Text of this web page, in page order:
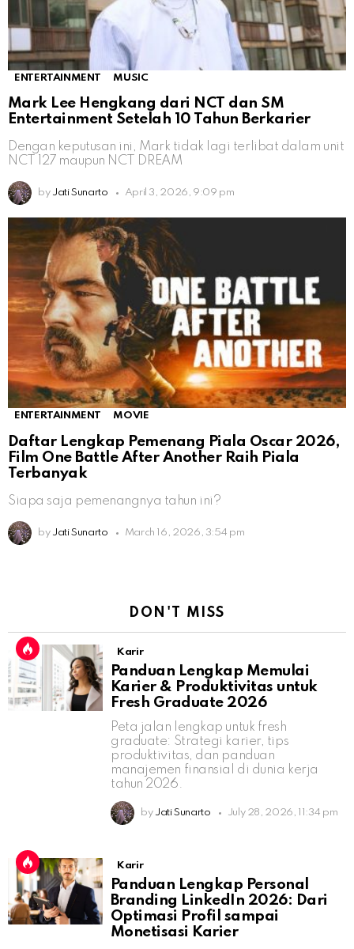
ENTERTAINMENT MUSIC
Mark Lee Hengkang dari NCT dan SM
Entertainment Setelah 10 Tahun Berkarier
Dengan keputusan ini, Mark tidak lagi terlibat dalam unit
NCT 127 maupun NCT DREAM
by Jati Sunarto April 3, 2026, 9:09 pm
ENTERTAINMENT MOVIE
Daftar Lengkap Pemenang Piala Oscar 2026,
Film One Battle After Another Raih Piala
Terbanyak
Siapa saja pemenangnya tahun ini?
by Jati Sunarto March 16, 2026, 3:54 pm
DON'T MISS
Karir
Panduan Lengkap Memulai
Karier & Produktivitas untuk
Fresh Graduate 2026
Peta jalan lengkap untuk fresh
graduate: Strategi karier, tips
produktivitas, dan panduan
manajemen finansial di dunia kerja
tahun 2026.
by Jati Sunarto July 28, 2026, 11:34 pm
Karir
Panduan Lengkap Personal
Branding LinkedIn 2026: Dari
Optimasi Profil sampai
Monetisasi Karier